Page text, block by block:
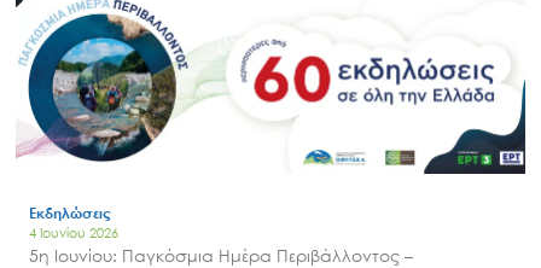
Εκδηλώσεις
4 Ιουνίου 2026
5η Ιουνίου: Παγκόσμια Ημέρα Περιβάλλοντος –